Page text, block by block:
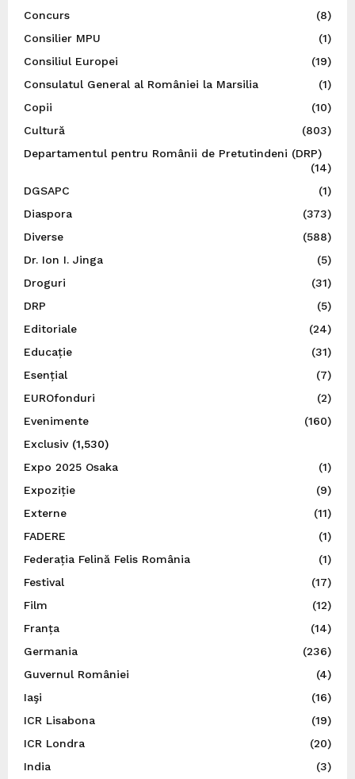
Concurs
(8)
Consilier MPU
(1)
Consiliul Europei
(19)
Consulatul General al României la Marsilia
(1)
Copii
(10)
Cultură
(803)
Departamentul pentru Românii de Pretutindeni (DRP)
(14)
DGSAPC
(1)
Diaspora
(373)
Diverse
(588)
Dr. Ion I. Jinga
(5)
Droguri
(31)
DRP
(5)
Editoriale
(24)
Educație
(31)
Esențial
(7)
EUROfonduri
(2)
Evenimente
(160)
Exclusiv(1,530)
Expo 2025 Osaka
(1)
Expoziție
(9)
Externe
(11)
FADERE
(1)
Federația Felină Felis România
(1)
Festival
(17)
Film
(12)
Franța
(14)
Germania
(236)
Guvernul României
(4)
Iaşi
(16)
ICR Lisabona
(19)
ICR Londra
(20)
India
(3)